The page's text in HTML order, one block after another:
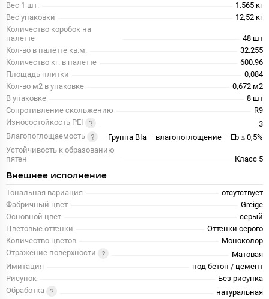
Вес 1 шт.
1.565 кг
Вес упаковки
12,52 кг
Количество коробок на
палетте
48 шт
Кол-во в палетте кв.м.
32.255
Количество кг. в палетте
600.96
Площадь плитки
0,084
Кол-во м2 в упаковке
0,672 м2
В упаковке
8 шт
Сопротивление скольжению
R9
Износостойкость PEI
3
Влагопоглощаемость
Группа BIa – влагопоглощение – Eb ≤ 0,5%
Устойчивость к образованию
пятен
Класс 5
Внешнее исполнение
Тональная вариация
отсутствует
Фабричный цвет
Greige
Основной цвет
серый
Цветовые оттенки
Оттенки серого
Количество цветов
Моноколор
Отражение поверхности
Матовая
Имитация
под бетон / цемент
Рисунок
Без рисунка
Обработка
натуральная